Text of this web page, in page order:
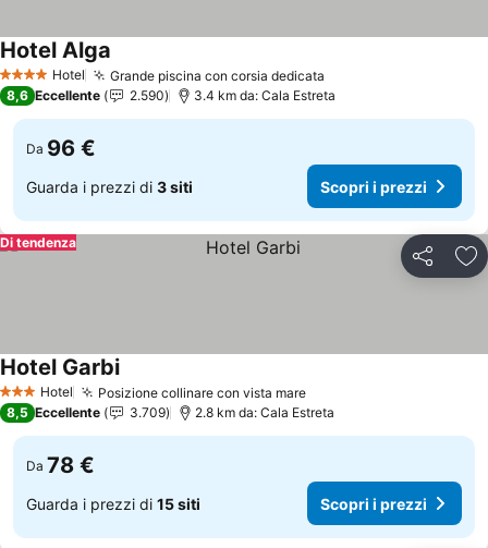
4 Stelle Hotel Grande piscina con corsia dedicata
Hotel Alga
8,6 Eccellente 2.590 3.4 km da: Cala Estreta
Da 96 €
Guarda i prezzi di 3 siti Scopri i prezzi
Condividi
Di tendenza
3 StelleHotel Posizione collinare con vista mareScopri i prezzi
Hotel GarbiScopri i prezzi
8,5 Eccellente 3.709 2.8 km da: Cala Estreta
Da 78 €
Guarda i prezzi di 15 siti Scopri i prezzi